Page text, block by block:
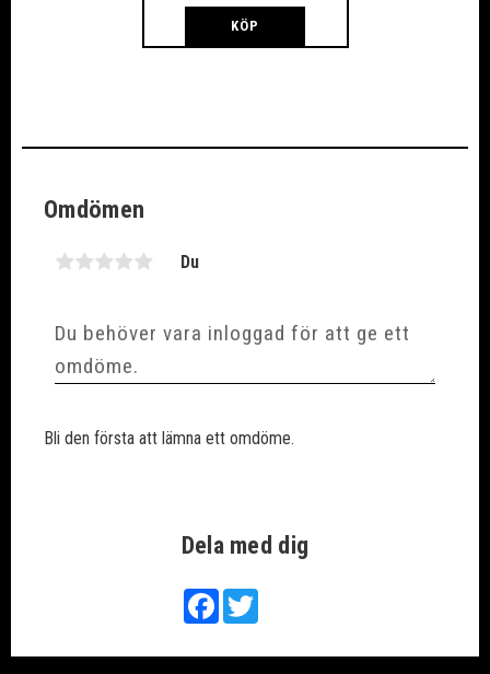
KÖP
Dela med dig
FacebookTwitter
Omdömen
Du
Bli den första att lämna ett omdöme.